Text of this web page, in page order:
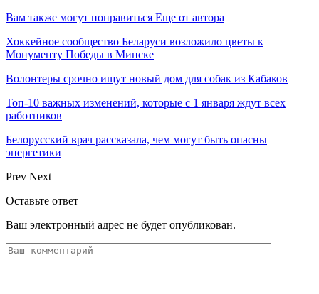
Вам также могут понравиться Еще от автора
Хоккейное сообщество Беларуси возложило цветы к
Монументу Победы в Минске
Волонтеры срочно ищут новый дом для собак из Кабаков
Топ-10 важных изменений, которые с 1 января ждут всех
работников
Белорусский врач рассказала, чем могут быть опасны
энергетики
Prev Next
Оставьте ответ
Ваш электронный адрес не будет опубликован.